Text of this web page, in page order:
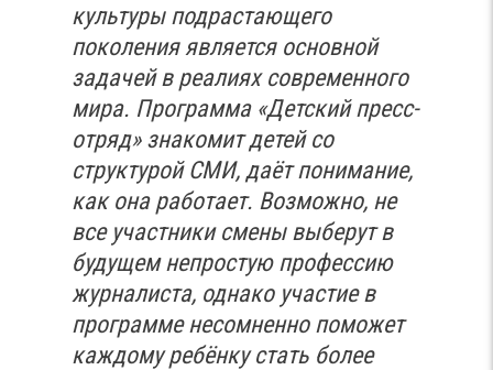
культуры подрастающего
поколения является основной
задачей в реалиях современного
мира. Программа «Детский пресс-
отряд» знакомит детей со
структурой СМИ, даёт понимание,
как она работает. Возможно, не
все участники смены выберут в
будущем непростую профессию
журналиста, однако участие в
программе несомненно поможет
каждому ребёнку стать более